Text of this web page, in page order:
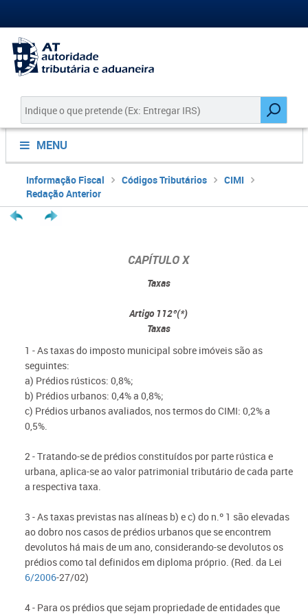
MENU
Informação Fiscal Códigos Tributários
CIMI
Redação Anterior
CAPÍTULO X
Taxas
Artigo 112º(*)
Taxas
1 - As taxas do imposto municipal sobre imóveis são as
seguintes:
a) Prédios rústicos: 0,8%;
b) Prédios urbanos: 0,4% a 0,8%;
c) Prédios urbanos avaliados, nos termos do CIMI: 0,2% a
0,5%.
2 - Tratando-se de prédios constituídos por parte rústica e
urbana, aplica-se ao valor patrimonial tributário de cada parte
a respectiva taxa.
3 - As taxas previstas nas alíneas b) e c) do n.º 1 são elevadas
ao dobro nos casos de prédios urbanos que se encontrem
devolutos há mais de um ano, considerando-se devolutos os
prédios como tal definidos em diploma próprio. (Red. da Lei
6/2006-27/02)
4 - Para os prédios que sejam propriedade de entidades que